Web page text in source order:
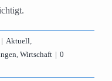
| Aktuell,
, Wirtschaft | 0